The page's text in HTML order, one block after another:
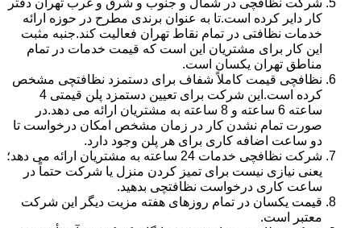
شرکت نظافچی در شمال و جنوب و شرق و غرب تهران دفتر
کار دایر کرده است.تا به عنوان برندی مطرح در حوزه ارائه
خدمات نظافتی در تمام نقاط تهران فعالیت کند.جنبه مثبت
این کار برای مشتریان این است که قیمت خدمات در تمام
مناطق تهران یکسان است.
نظافچی قیمت کاملاً شفاف برای دستمزد نظافتچی مشخص
کرده است.این شرکت برای تعیین دستمزد پلن قیمتی 4
ساعته 6 ساعته و 8 ساعته به مشتریان ارائه می دهد.در
صورت تمام نشدن کار در زمان مشخص امکان درخواست تا
دو ساعت اضافه کاری برای هر پلن وجود دارد.
شرکت نظافچی خدمات 24 ساعته به مشتریان ارائه می دهد؛
یعنی نیازی نیست برای تمیز کردن منزل یا شرکت حتماً در
ساعت کاری درخواست نظافتچی بدهید.
قیمت یکسان در تمام روزهای هفته مزیت دیگر این شرکت
معتبر است.